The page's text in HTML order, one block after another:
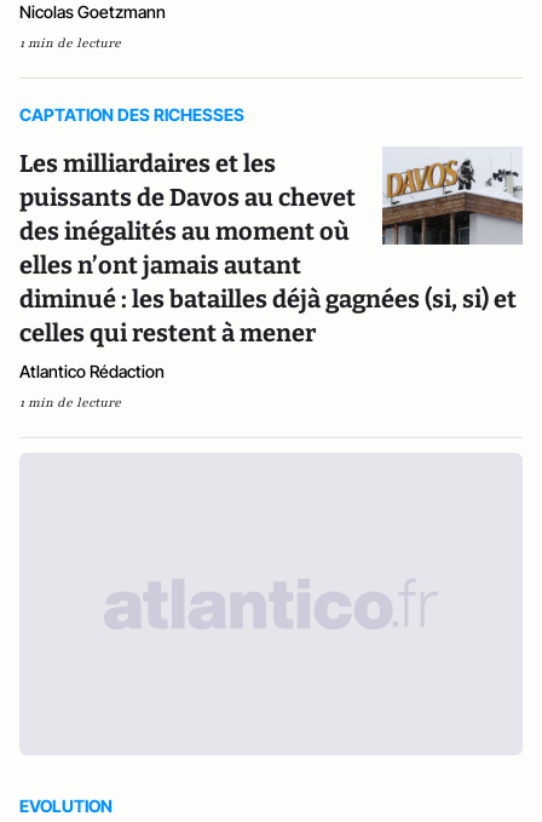
Nicolas Goetzmann
1 min de lecture
CAPTATION DES RICHESSES
Les milliardaires et les
puissants de Davos au chevet
des inégalités au moment où
elles n’ont jamais autant
diminué : les batailles déjà gagnées (si, si) et
celles qui restent à mener
Atlantico Rédaction
1 min de lecture
EVOLUTION